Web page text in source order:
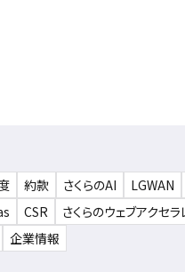
約款 さくらのAI LGWAN
CSR さくらのウェブアクセラ
企業情報